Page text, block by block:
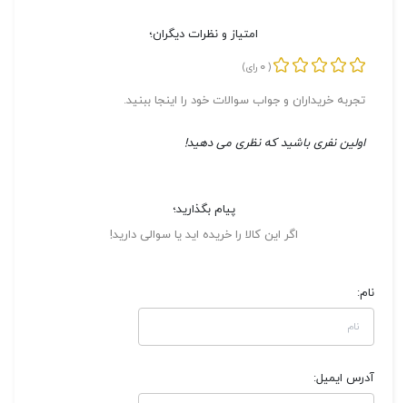
امتیاز و نظرات دیگران؛
(
0 رای)
تجربه خریداران و جواب سوالات خود را اینجا ببنید.
اولین نفری باشید که نظری می دهید!
پیام بگذارید؛
اگر این کالا را خریده اید یا سوالی دارید!
نام:
آدرس ایمیل: